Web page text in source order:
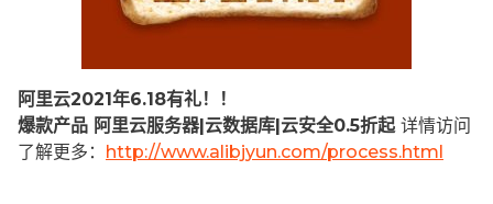
阿里云2021年6.18有礼！！
爆款产品 阿里云服务器|云数据库|云安全0.5折起 详情访问
了解更多： http://www.alibjyun.com/process.html